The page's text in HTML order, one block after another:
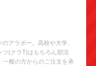
アラボー。高校や大学、
(クラT)はもちろん部活
般の方からのご注文を承